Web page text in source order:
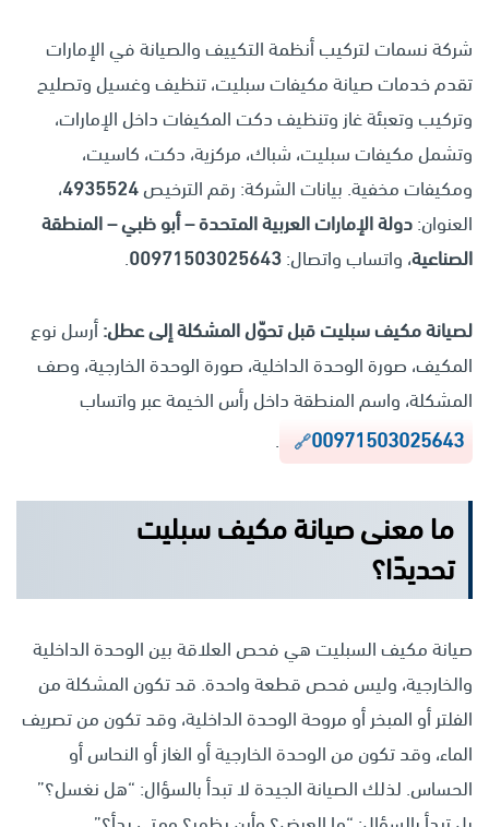
شركة نسمات لتركيب أنظمة التكييف والصيانة في الإمارات
تقدم خدمات صيانة مكيفات سبليت، تنظيف وغسيل وتصليح
وتركيب وتعبئة غاز وتنظيف دكت المكيفات داخل الإمارات،
وتشمل مكيفات سبليت، شباك، مركزية، دكت، كاسيت،
ومكيفات مخفية. بيانات الشركة: رقم الترخيص4935524،
العنوان:دولة الإمارات العربية المتحدة – أبو ظبي – المنطقة
الصناعية، واتساب واتصال:00971503025643
.
لصيانة مكيف سبليت قبل تحوّل المشكلة إلى عطل:أرسل نوع
المكيف، صورة الوحدة الداخلية، صورة الوحدة الخارجية، وصف
المشكلة، واسم المنطقة داخل رأس الخيمة عبر واتساب
00971503025643
.
ما معنى صيانة مكيف سبليت
تحديدًا؟
صيانة مكيف السبليت هي فحص العلاقة بين الوحدة الداخلية
والخارجية، وليس فحص قطعة واحدة. قد تكون المشكلة من
الفلتر أو المبخر أو مروحة الوحدة الداخلية، وقد تكون من تصريف
الماء، وقد تكون من الوحدة الخارجية أو الغاز أو النحاس أو
الحساس. لذلك الصيانة الجيدة لا تبدأ بالسؤال: “هل نغسل؟”